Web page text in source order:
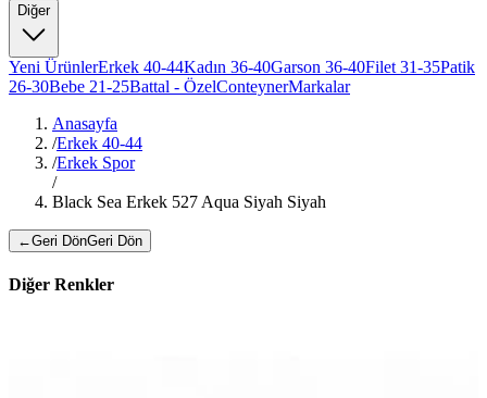
Diğer
Yeni ÜrünlerErkek 40-44Kadın 36-40Garson 36-40Filet 31-35Patik
26-30Bebe 21-25Battal - ÖzelConteynerMarkalar
Anasayfa
/Erkek 40-44
/Erkek Spor
/
Black Sea Erkek 527 Aqua Siyah Siyah
←Geri DönGeri Dön
Diğer Renkler